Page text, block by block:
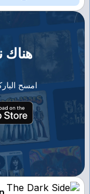
هناك
امسح